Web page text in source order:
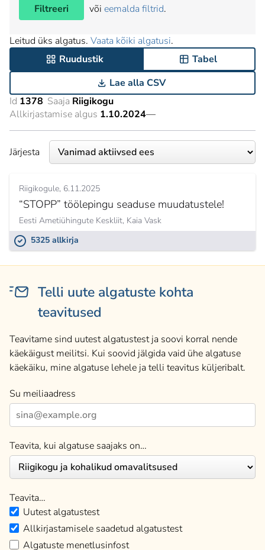
Filtreeri
või eemalda filtrid.
Leitud üks algatus. Vaata kõiki algatusi.
Ruudustik
Tabel
Lae alla CSV
Id 1378 Saaja Riigikogu
Allkirjastamise algus 1.10.2024—
Järjesta
Riigikogule 6.11.2025
“STOPP” töölepingu seaduse muudatustele!
Eesti Ametiühingute Keskliit, Kaia Vask
5325 allkirja
Telli uute algatuste kohta
teavitused
Teavitame sind uutest algatustest ja soovi korral nende
käekäigust meilitsi. Kui soovid jälgida vaid ühe algatuse
käekäiku, mine algatuse lehele ja telli teavitus küljeribalt.
Su meiliaadress
Teavita, kui algatuse saajaks on…
Teavita…
Uutest algatustest
Allkirjastamisele saadetud algatustest
Algatuste menetlusinfost